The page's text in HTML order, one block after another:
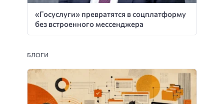
«Госуслуги» превратятся в соцплатформу
без встроенного мессенджера
БЛОГИ